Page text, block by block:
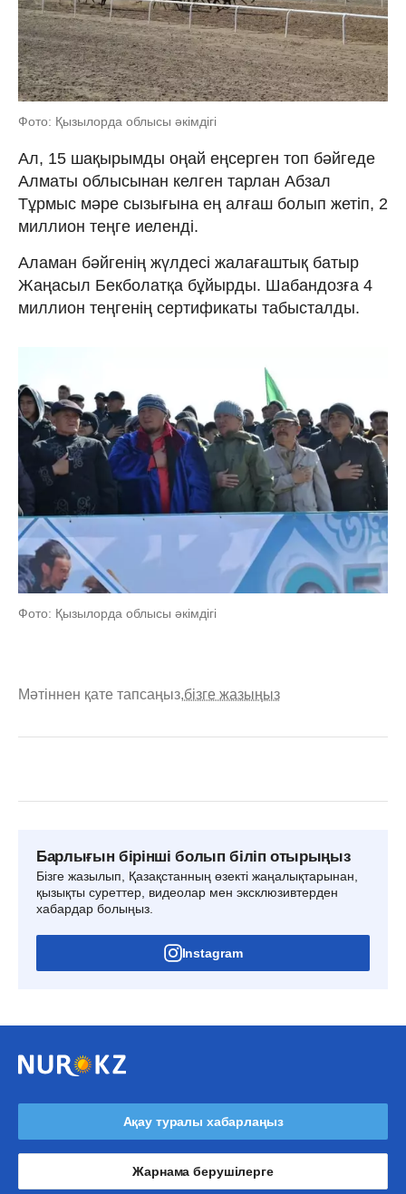
Фото: Қызылорда облысы әкімдігі
Ал, 15 шақырымды оңай еңсерген топ бәйгеде
Алматы облысынан келген тарлан Абзал
Тұрмыс мәре сызығына ең алғаш болып жетіп, 2
миллион теңге иеленді.
Аламан бәйгенің жүлдесі жалағаштық батыр
Жаңасыл Бекболатқа бұйырды. Шабандозға 4
миллион теңгенің сертификаты табысталды.
Фото: Қызылорда облысы әкімдігі
Мәтіннен қате тапсаңыз,бізге жазыңыз
Барлығын бірінші болып біліп отырыңыз
Бізге жазылып, Қазақстанның өзекті жаңалықтарынан,
қызықты суреттер, видеолар мен эксклюзивтерден
хабардар болыңыз.
Instagram
Ақау туралы хабарлаңыз
Жарнама берушілерге